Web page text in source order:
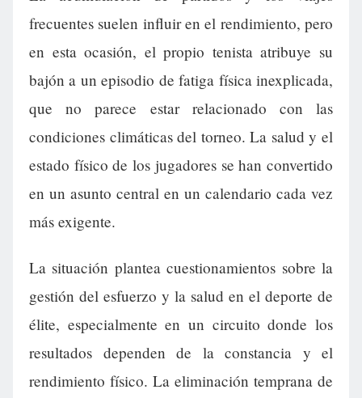
frecuentes suelen influir en el rendimiento, pero
en esta ocasión, el propio tenista atribuye su
bajón a un episodio de fatiga física inexplicada,
que no parece estar relacionado con las
condiciones climáticas del torneo. La salud y el
estado físico de los jugadores se han convertido
en un asunto central en un calendario cada vez
más exigente.
La situación plantea cuestionamientos sobre la
gestión del esfuerzo y la salud en el deporte de
élite, especialmente en un circuito donde los
resultados dependen de la constancia y el
rendimiento físico. La eliminación temprana de